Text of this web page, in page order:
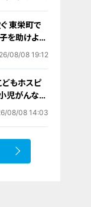
東栄町で
を助けよう
態で搬送
08/08 19:12
どもホスピ
児がんなど
を支える施
08/08 14:03